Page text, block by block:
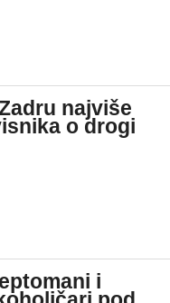
najviše
o drogi
i